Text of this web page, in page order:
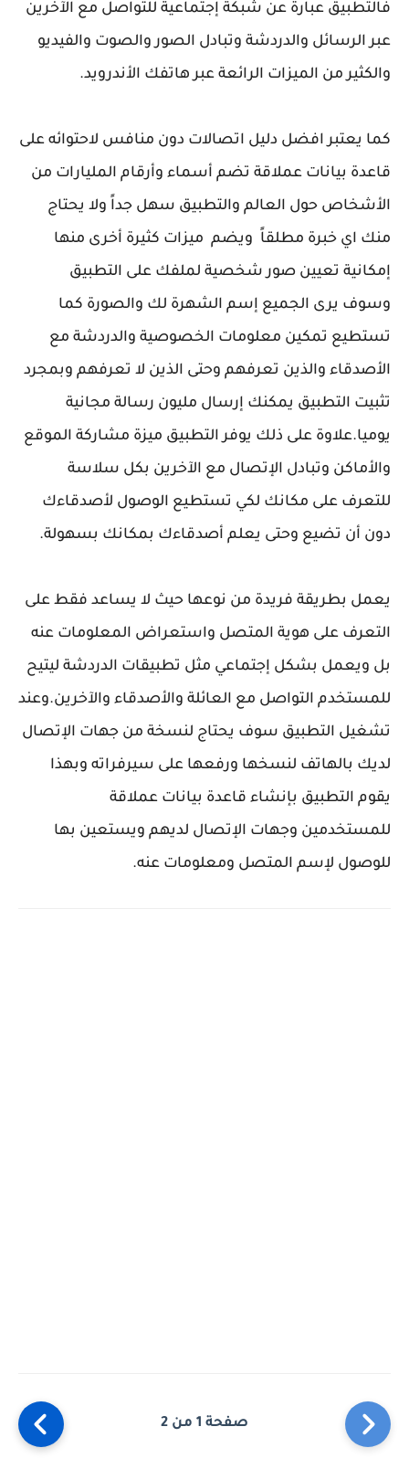
فالتطبيق عبارة عن شبكة إجتماعية للتواصل مع الآخرين
عبر الرسائل والدردشة وتبادل الصور والصوت والفيديو
والكثير من الميزات الرائعة عبر هاتفك الأندرويد.
كما يعتبر افضل دليل اتصالات دون منافس لاحتوائه على
قاعدة بيانات عملاقة تضم أسماء وأرقام المليارات من
الأشخاص حول العالم والتطبيق سهل جداً ولا يحتاج
منك اي خبرة مطلقاً ويضم ميزات كثيرة أخرى منها
إمكانية تعيين صور شخصية لملفك على التطبيق
وسوف يرى الجميع إسم الشهرة لك والصورة كما
تستطيع تمكين معلومات الخصوصية والدردشة مع
الأصدقاء والذين تعرفهم وحتى الذين لا تعرفهم وبمجرد
تثبيت التطبيق يمكنك إرسال مليون رسالة مجانية
يوميا.علاوة على ذلك يوفر التطبيق ميزة مشاركة الموقع
والأماكن وتبادل الإتصال مع الآخرين بكل سلاسة
للتعرف على مكانك لكي تستطيع الوصول لأصدقاءك
دون أن تضيع وحتى يعلم أصدقاءك بمكانك بسهولة.
يعمل بطريقة فريدة من نوعها حيث لا يساعد فقط على
التعرف على هوية المتصل واستعراض المعلومات عنه
بل ويعمل بشكل إجتماعي مثل تطبيقات الدردشة ليتيح
للمستخدم التواصل مع العائلة والأصدقاء والآخرين.وعند
تشغيل التطبيق سوف يحتاج لنسخة من جهات الإتصال
لديك بالهاتف لنسخها ورفعها على سيرفراته وبهذا
يقوم التطبيق بإنشاء قاعدة بيانات عملاقة
للمستخدمين وجهات الإتصال لديهم ويستعين بها
للوصول لإسم المتصل ومعلومات عنه.
صفحة 1 من 2